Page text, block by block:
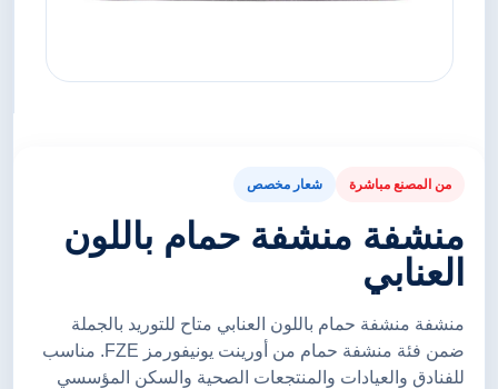
من المصنع مباشرة شعار مخصص
منشفة منشفة حمام باللون
العنابي
منشفة منشفة حمام باللون العنابي متاح للتوريد بالجملة
ضمن فئة منشفة حمام من أورينت يونيفورمز FZE. مناسب
للفنادق والعيادات والمنتجعات الصحية والسكن المؤسسي